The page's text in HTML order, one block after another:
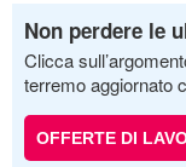
Non perdere le
Clicca
terremo aggiornato
OFFERTE DI